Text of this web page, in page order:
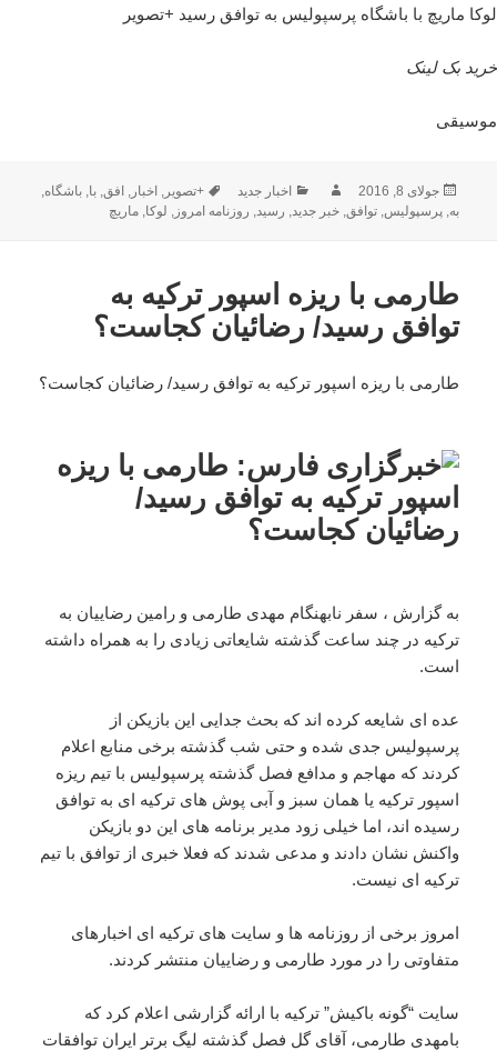
لوکا ماریچ با باشگاه پرسپولیس به توافق رسید +تصویر
خرید بک لینک
موسیقی
ارسال
شده
جولای 8, 2016 نویسندهدسته‌ها
اخبار جدید برچسب‌ها
+تصویر ,اخبار ,افق ,با ,باشگاه
به ,پرسپولیس ,توافق ,خبر جدید رسید روزنامه امروز لوکا ,ماریچ
طارمی با ریزه اسپور ترکیه به
توافق رسید/ رضائیان کجاست؟
طارمی با ریزه اسپور ترکیه به توافق رسید/ رضائیان کجاست؟
به گزارش ، سفر نابهنگام مهدی طارمی و رامین رضاییان به
ترکیه در چند ساعت گذشته شایعاتی زیادی را به همراه داشته
است.
عده ای شایعه کرده اند که بحث جدایی این بازیکن از
پرسپولیس جدی شده و حتی شب گذشته برخی منابع اعلام
کردند که مهاجم و مدافع فصل گذشته پرسپولیس با تیم ریزه
اسپور ترکیه یا همان سبز و آبی پوش های ترکیه ای به توافق
رسیده اند، اما خیلی زود مدیر برنامه های این دو بازیکن
واکنش نشان دادند و مدعی شدند که فعلا خبری از توافق با تیم
ترکیه ای نیست.
امروز برخی از روزنامه ها و سایت های ترکیه ای اخبارهای
متفاوتی را در مورد طارمی و رضاییان منتشر کردند.
سایت “گونه باکیش” ترکیه با ارائه گزارشی اعلام کرد که
بامهدی طارمی، آقای گل فصل گذشته لیگ برتر ایران توافقات